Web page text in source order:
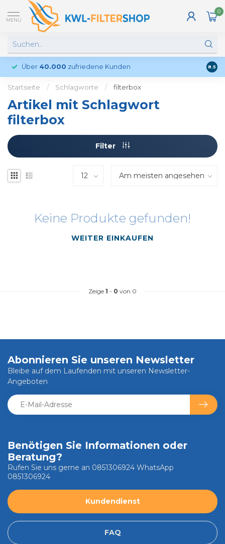
MENU
0
Über 40.000 zufriedene Kunden 8.5
Startseite / Schlagworte / filterbox
Artikel mit Schlagwort
filterbox
Filter
Keine Produkte gefunden!
WEITER EINKAUFEN
Zeige 1 - 0 von 0
Benötigen Sie Informationen oder
Beratung?
Rufen Sie uns gerne an 0851306924 WhatsApp
0851306924
Kundendienst
FAQ
Abonnieren Sie unseren Newsletter
Bleibe auf dem Laufenden mit unseren Newsletter-
Angeboten